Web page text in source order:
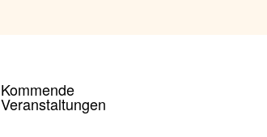
Kommende
Veranstaltungen